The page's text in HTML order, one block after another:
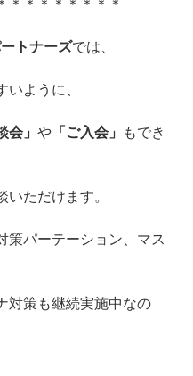
＊＊＊＊＊＊＊＊
トナーズでは、
ように、
会」 や「ご入会」
もでき
ただけます。
策パーテーション、マス
対策も継続実施中なの